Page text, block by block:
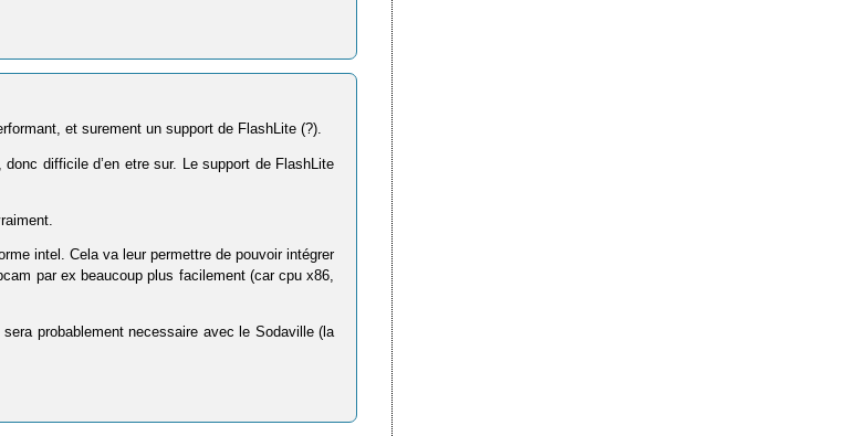
et surement un support de FlashLite (?).
difficile d’en etre sur. Le support de FlashLite
intel. Cela va leur permettre de pouvoir intégrer
par ex beaucoup plus facilement (car cpu x86,
probablement necessaire avec le Sodaville (la